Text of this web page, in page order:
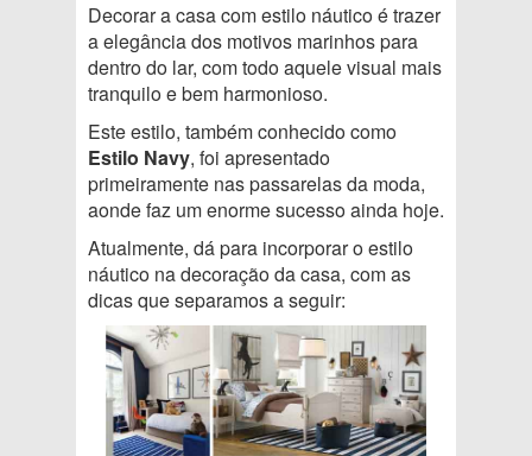
Decorar a casa com estilo náutico é trazer
a elegância dos motivos marinhos para
dentro do lar, com todo aquele visual mais
tranquilo e bem harmonioso.
Este estilo, também conhecido como
Estilo Navy, foi apresentado
primeiramente nas passarelas da moda,
aonde faz um enorme sucesso ainda hoje.
Atualmente, dá para incorporar o estilo
náutico na decoração da casa, com as
dicas que separamos a seguir: